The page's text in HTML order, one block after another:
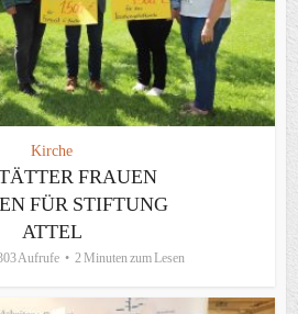
Kirche
FRAUEN
FÜR STIFTUNG
ATTEL
Aufrufe 2 Minuten zum Lesen